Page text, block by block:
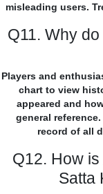
misleading users.
Q11. Why
Players and
chart to view
appeared and
general
record of all
Q12. How
Satta